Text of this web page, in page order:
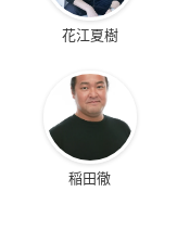
花江夏樹
稲田徹